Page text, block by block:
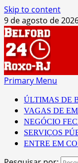
Skip to content
9 de agosto de
Primary Menu
ÚLTIMAS DE
VAGAS DE
NEGÓCIO
SERVIÇOS
ENTRE EM